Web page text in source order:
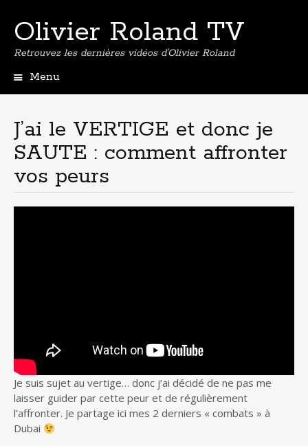
Olivier Roland TV
Retrouvez les dernières vidéos d'Olivier Roland
Menu
contenu
principal
J’ai le VERTIGE et donc je
SAUTE : comment affronter
vos peurs
Je suis sujet au vertige… donc j’ai décidé de ne pas me
laisser guider par cette peur et de régulièrement
l’affronter. Je partage ici mes 2 derniers « combats » à
Dubai